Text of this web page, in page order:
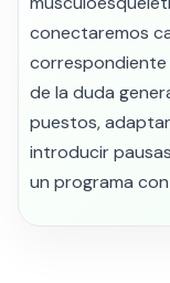
conectaremos
correspondiente
de la duda
puestos,
introducir
un programa